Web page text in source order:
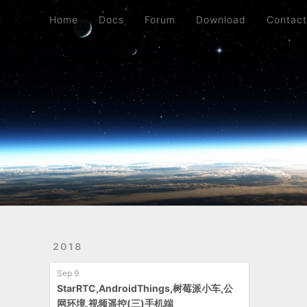
Home Docs Forum Download Contact
2018
Sep 9
StarRTC,AndroidThings,树莓派小车,公
网环境,视频遥控(三)手机端
Archives